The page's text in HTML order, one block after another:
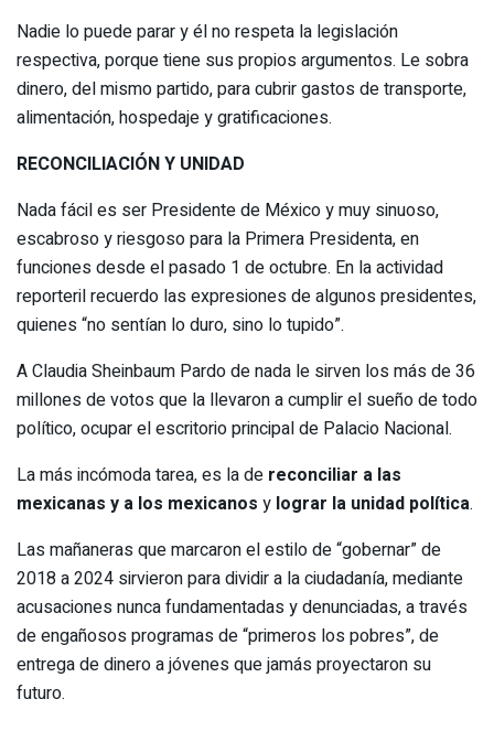
Nadie lo puede parar y él no respeta la legislación
respectiva, porque tiene sus propios argumentos. Le sobra
dinero, del mismo partido, para cubrir gastos de transporte,
alimentación, hospedaje y gratificaciones.
RECONCILIACIÓN Y UNIDAD
Nada fácil es ser Presidente de México y muy sinuoso,
escabroso y riesgoso para la Primera Presidenta, en
funciones desde el pasado 1 de octubre. En la actividad
reporteril recuerdo las expresiones de algunos presidentes,
quienes “no sentían lo duro, sino lo tupido”.
A Claudia Sheinbaum Pardo de nada le sirven los más de 36
millones de votos que la llevaron a cumplir el sueño de todo
político, ocupar el escritorio principal de Palacio Nacional.
La más incómoda tarea, es la de reconciliar a las
mexicanas y a los mexicanos y lograr la unidad política.
Las mañaneras que marcaron el estilo de “gobernar” de
2018 a 2024 sirvieron para dividir a la ciudadanía, mediante
acusaciones nunca fundamentadas y denunciadas, a través
de engañosos programas de “primeros los pobres”, de
entrega de dinero a jóvenes que jamás proyectaron su
futuro.